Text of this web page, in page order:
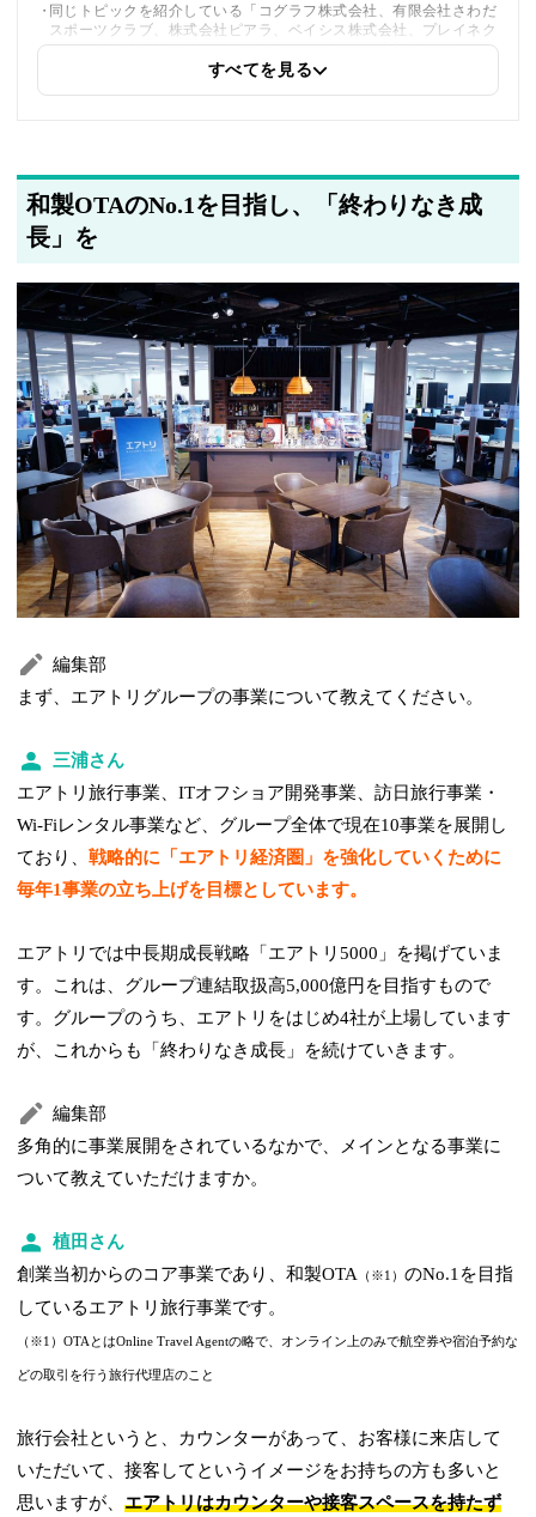
同じトピックを紹介している「コグラフ株式会社、有限会社さわだ
スポーツクラブ、株式会社ピアラ、ベイシス株式会社、プレイネク
ストラボ株式会社、株式会社ブイキューブ」への内部リンクを追加
すべてを見る
和製OTAのNo.1を目指し、「終わりなき成
長」を
編集部
まず、エアトリグループの事業について教えてください。
三浦さん
エアトリ旅行事業、ITオフショア開発事業、訪日旅行事業・
Wi-Fiレンタル事業など、グループ全体で現在10事業を展開し
ており、戦略的に「エアトリ経済圏」を強化していくために
毎年1事業の立ち上げを目標としています。
エアトリでは中長期成長戦略「エアトリ5000」を掲げていま
す。これは、グループ連結取扱高5,000億円を目指すもので
す。グループのうち、エアトリをはじめ4社が上場しています
が、これからも「終わりなき成長」を続けていきます。
編集部
多角的に事業展開をされているなかで、メインとなる事業に
ついて教えていただけますか。
植田さん
創業当初からのコア事業であり、和製OTA （※1）のNo.1を目指
しているエアトリ旅行事業です。
（※1）OTAとはOnline Travel Agentの略で、オンライン上のみで航空券や宿泊予約な
どの取引を行う旅行代理店のこと
旅行会社というと、カウンターがあって、お客様に来店して
いただいて、接客してというイメージをお持ちの方も多いと
思いますが、エアトリはカウンターや接客スペースを持たず